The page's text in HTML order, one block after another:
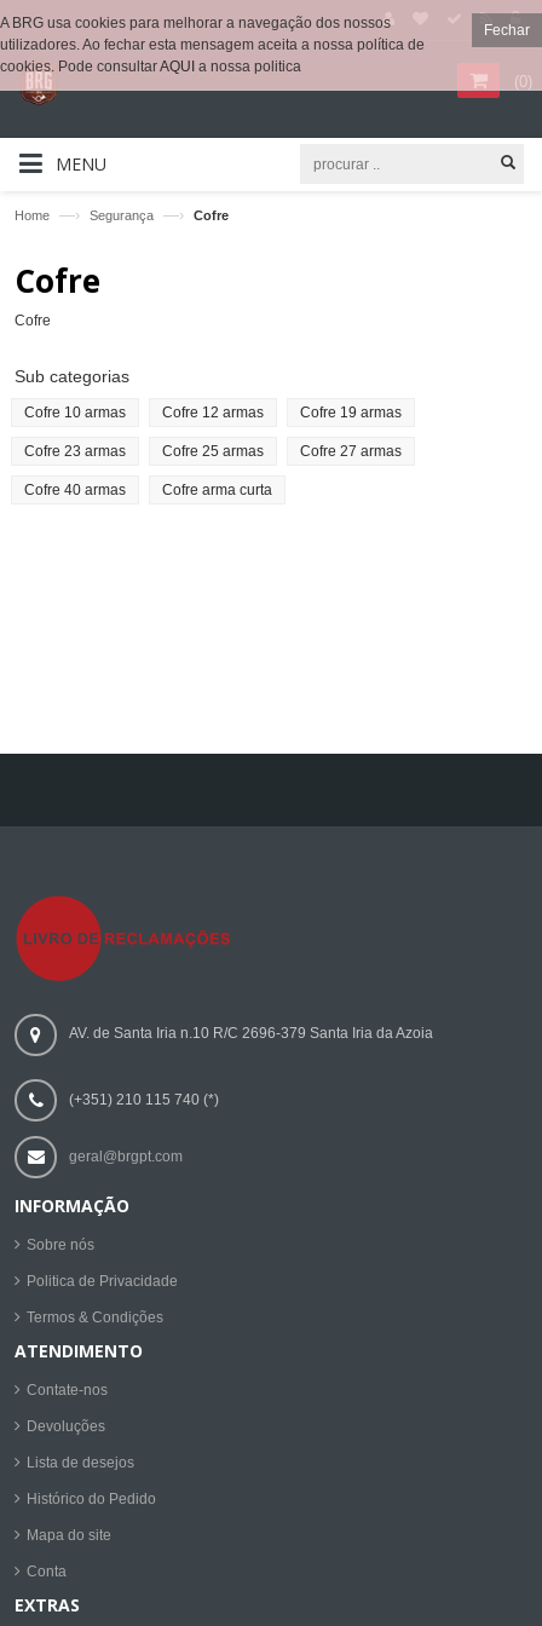
(0)
MENU
Home —› Segurança —› Cofre
Cofre
Cofre
Sub categorias
Cofre 10 armas Cofre 12 armas Cofre 19 armas
Cofre 23 armas Cofre 25 armas Cofre 27 armas
Cofre 40 armas Cofre arma curta
AV. de Santa Iria n.10 R/C 2696-379 Santa Iria da Azoia
(+351) 210 115 740 (*)
geral@brgpt.com
INFORMAÇÃO
Sobre nós
Politica de Privacidade
Termos & Condições
ATENDIMENTO
Contate-nos
Devoluções
Lista de desejos
Histórico do Pedido
Mapa do site
Conta
EXTRAS
Fechar
A BRG usa cookies para melhorar a navegação dos nossos
utilizadores. Ao fechar esta mensagem aceita a nossa política de
cookies. Pode consultarAQUI a nossa politica